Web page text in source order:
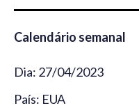
Calendário semanal
Dia: 27/04/2023
País: EUA